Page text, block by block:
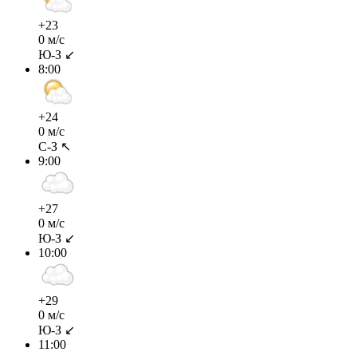
+23
0 м/с
Ю-З ↙
8:00
+24
0 м/с
С-З ↖
9:00
+27
0 м/с
Ю-З ↙
10:00
+29
0 м/с
Ю-З ↙
11:00